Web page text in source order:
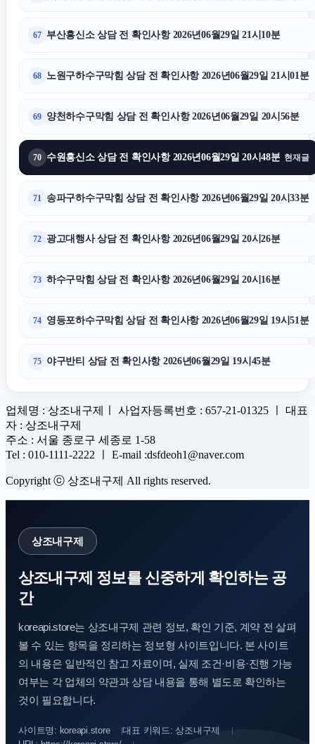
67 부산흥신소 상담 전 확인사항 2026년06월29일 21시10분
68 노원구하수구막힘 상담 전 확인사항 2026년06월29일 21시01분
69 양천하수구막힘 상담 전 확인사항 2026년06월29일 20시56분
70 수원흥신소 상담 전 확인사항 2026년06월29일 20시48분 현재글
71 송파구하수구막힘 상담 전 확인사항 2026년06월29일 20시33분
72 광고대행사 상담 전 확인사항 2026년06월29일 20시26분
73 하수구막힘 상담 전 확인사항 2026년06월29일 20시16분
74 영등포하수구막힘 상담 전 확인사항 2026년06월29일 19시51분
75 야구반티 상담 전 확인사항 2026년06월29일 19시45분
업체명 : 상조내구제ㅣ 사업자등록번호 : 657-21-01325 ㅣ 대표
자 : 상조내구제
주소 : 서울 종로구 세종로 1-58
Tel : 010-1111-2222 ㅣ E-mail :dsfdeoh1@naver.com
Copyright ⓒ 상조내구제 All rights reserved.
상조내구제
상조내구제 정보를 신중하게 확인하는 공
간
koreapi.store는 상조내구제 관련 정보, 확인 기준, 계약 전 살펴
볼 수 있는 항목을 정리하는 정보형 사이트입니다. 본 사이트
의 내용은 일반적인 참고 자료이며, 실제 조건·비용·진행 가능
여부는 각 업체의 약관과 상담 내용을 통해 별도로 확인하는
것이 필요합니다.
사이트명: koreapi.store
대표 키워드: 상조내구제